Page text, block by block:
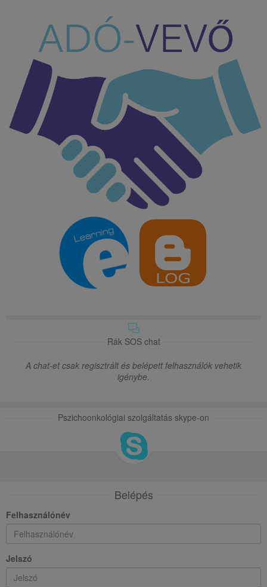
Rák SOS chat
A chat-et csak regisztrált és belépett felhasználók vehetik
igénybe.
Pszichoonkológiai szolgáltatás skype-on
Belépés
Felhasználónév
Jelszó